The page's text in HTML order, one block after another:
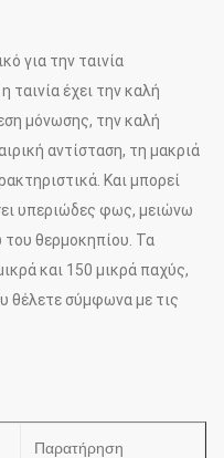
για την ταινία
ταινία έχει την καλή
μόνωσης, την καλή
αντίσταση, τη μακριά
Και μπορεί
υπεριώδες φως, μειώνω
θερμοκηπίου. Τα
και 150 μικρά παχύς,
θέλετε σύμφωνα με τις
Παρατήρηση